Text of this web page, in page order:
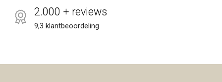
2.000 + reviews
9,3 klantbeoordeling